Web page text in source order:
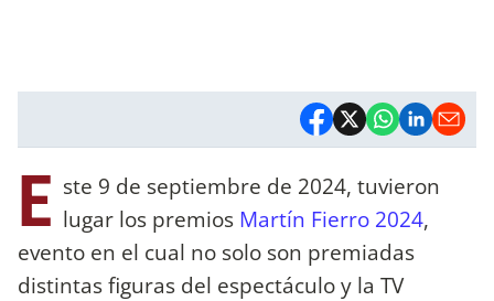
E ste 9 de septiembre de 2024, tuvieron
lugar los premios Martín Fierro 2024,
evento en el cual no solo son premiadas
distintas figuras del espectáculo y la TV